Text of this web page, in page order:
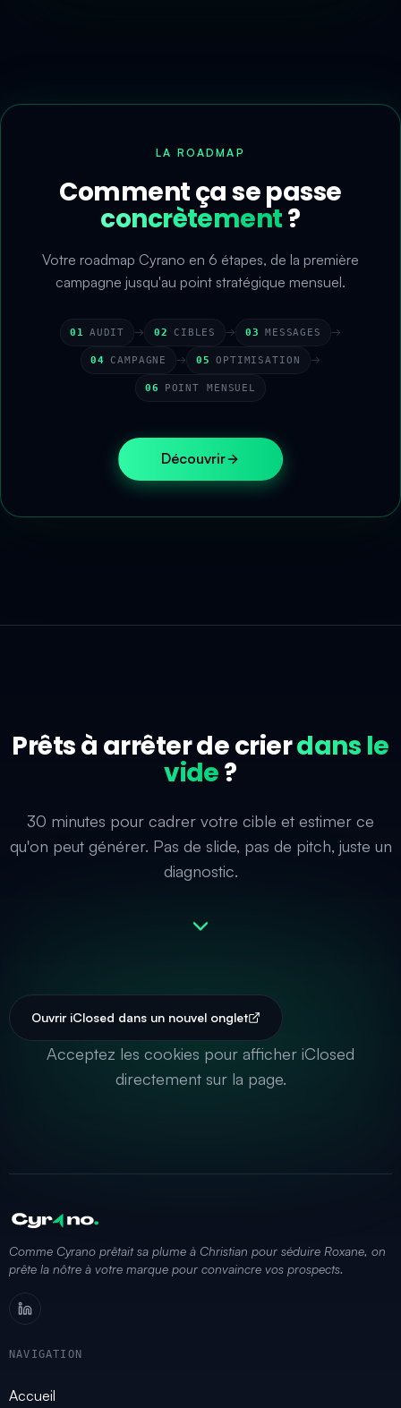
LA ROADMAP
Comment ça se passe
concrètement?
Votre roadmap Cyrano en 6 étapes, de la première
campagne jusqu'au point stratégique mensuel.
01 AUDIT → 02 CIBLES → 03 MESSAGES →
04 CAMPAGNE → 05 OPTIMISATION →
06 POINT MENSUEL
Découvrir
Prêts à arrêter de crierdans le
vide?
30 minutes pour cadrer votre cible et estimer ce
qu'on peut générer. Pas de slide, pas de pitch, juste un
diagnostic.
Ouvrir iClosed dans un nouvel onglet
Acceptez les cookies pour afficher iClosed
directement sur la page.
Comme Cyrano prêtait sa plume à Christian pour séduire Roxane, on
prête la nôtre à votre marque pour convaincre vos prospects.
NAVIGATION
Accueil